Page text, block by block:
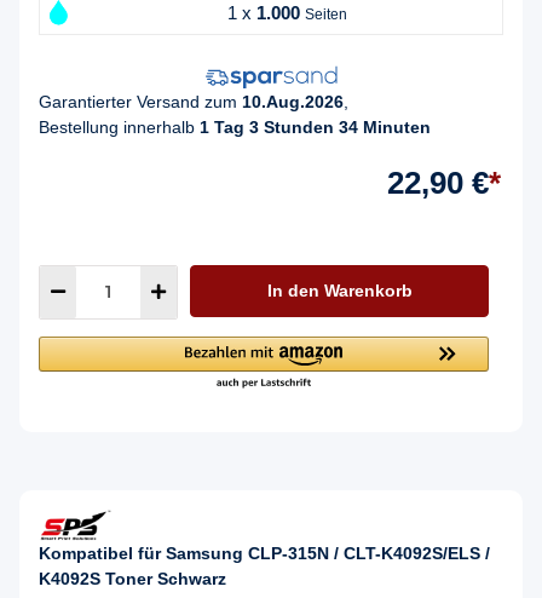
1 x 1.000 Seiten
Garantierter Versand zum 10.Aug.2026
Bestellung innerhalb 1 Tag 3 Stunden 34 Minuten
22,90 €*
In den Warenkorb
Kompatibel für Samsung CLP-315N / CLT-K4092S/ELS /
K4092S Toner Schwarz